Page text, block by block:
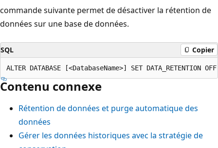
commande suivante permet de désactiver la rétention de
données sur une base de données.
SQL Copier
Contenu connexe
Rétention de données et purge automatique des
données
Gérer les données historiques avec la stratégie de